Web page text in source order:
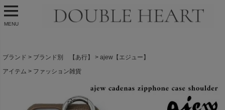
MENU
ブランド ブランド別 【あ行】
ajew【エジュー】
アイテム
ファッション雑貨